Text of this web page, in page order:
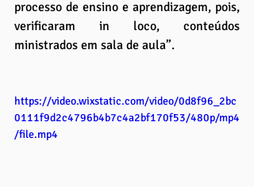
processo de ensino e aprendizagem, pois,
verificaram in loco, conteúdos
ministrados em sala de aula”.
https://video.wixstatic.com/video/0d8f96_2bc
0111f9d2c4796b4b7c4a2bf170f53/480p/mp4
/file.mp4